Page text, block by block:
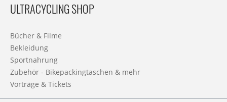
ULTRACYCLING SHOP
Bücher & Filme
Bekleidung
Sportnahrung
Zubehör - Bikepackingtaschen & mehr
Vorträge & Tickets